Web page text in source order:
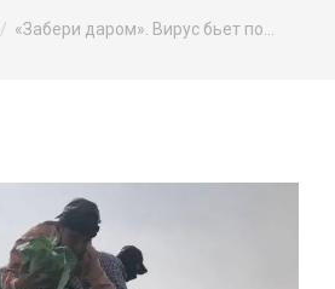
«Забери даром». Вирус бьет по…